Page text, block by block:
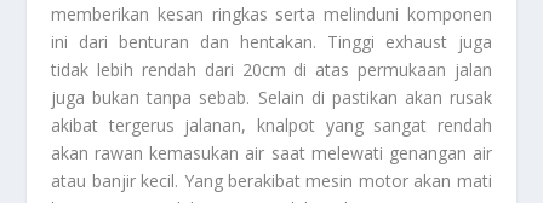
memberikan kesan ringkas serta melinduni komponen
ini dari benturan dan hentakan. Tinggi exhaust juga
tidak lebih rendah dari 20cm di atas permukaan jalan
juga bukan tanpa sebab. Selain di pastikan akan rusak
akibat tergerus jalanan, knalpot yang sangat rendah
akan rawan kemasukan air saat melewati genangan air
atau banjir kecil. Yang berakibat mesin motor akan mati